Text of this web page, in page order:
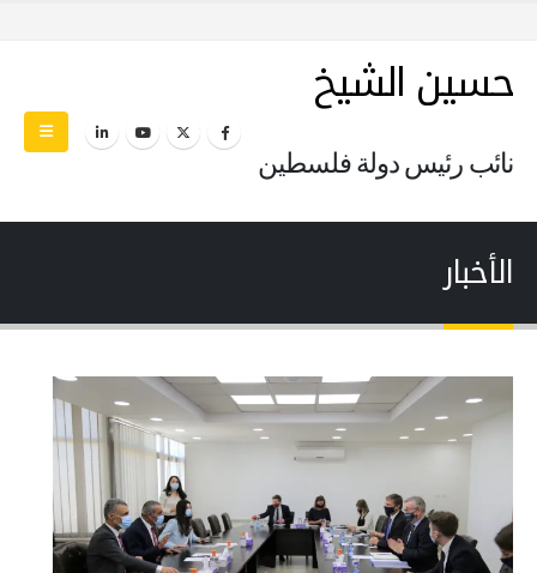
حسين الشيخ
نائب رئيس دولة فلسطين
الأخبار